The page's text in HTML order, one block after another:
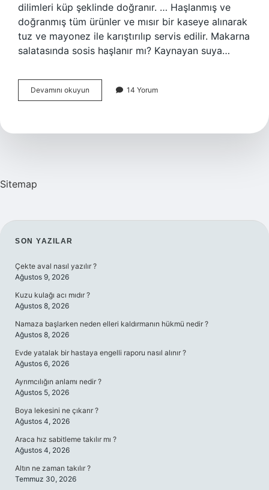
dilimleri küp şeklinde doğranır. … Haşlanmış ve
doğranmış tüm ürünler ve mısır bir kaseye alınarak
tuz ve mayonez ile karıştırılıp servis edilir. Makarna
salatasında sosis haşlanır mı? Kaynayan suya…
Devamını okuyun
Salatasında
Mı
14 Yorum
Sitemap
SIDEBAR
SON YAZILAR
Çekte aval nasıl yazılır ?
Ağustos 9, 2026
Kuzu kulağı acı mıdır ?
Ağustos 8, 2026
Namaza başlarken neden elleri kaldırmanın hükmü nedir ?
Ağustos 8, 2026
Evde yatalak bir hastaya engelli raporu nasıl alınır ?
Ağustos 6, 2026
Ayrımcılığın anlamı nedir ?
Ağustos 5, 2026
Boya lekesini ne çıkarır ?
Ağustos 4, 2026
Araca hız sabitleme takılır mı ?
Ağustos 4, 2026
Altın ne zaman takılır ?
Temmuz 30, 2026